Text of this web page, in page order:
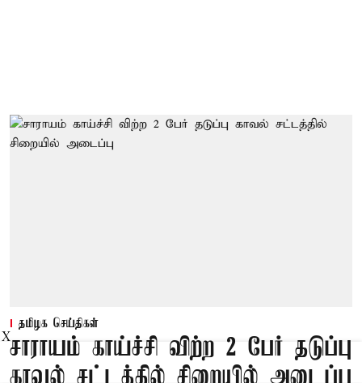
தமிழக செய்திகள்
சாராயம் காய்ச்சி விற்ற 2 பேர் தடுப்பு
X